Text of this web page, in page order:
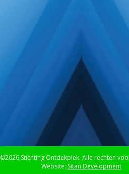
©2026 Stichting Ontdekplek. Alle rechten
Website: Sitan Development